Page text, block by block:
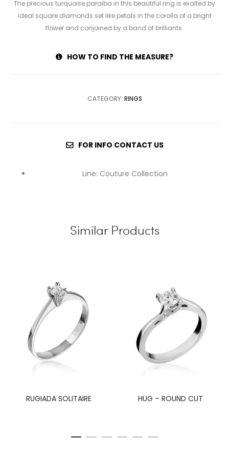
The precious turquoise paraiba in this beautiful ring is exalted by
ideal square diamonds set like petals in the corolla of a bright
flower and conjoined by a band of brilliants.
HOW TO FIND THE MEASURE?
CATEGORY: RINGS
FOR INFO CONTACT US
Line: Couture Collection
Similar Products
RUGIADA SOLITAIRE HUG – ROUND CUT